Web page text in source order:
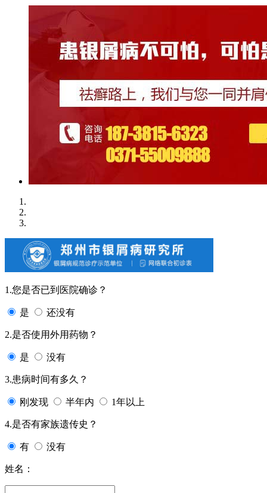
1.您是否已到医院确诊？
是 还没有
2.是否使用外用药物？
是 没有
3.患病时间有多久？
刚发现 半年内 1年以上
4.是否有家族遗传史？
有 没有
姓名：